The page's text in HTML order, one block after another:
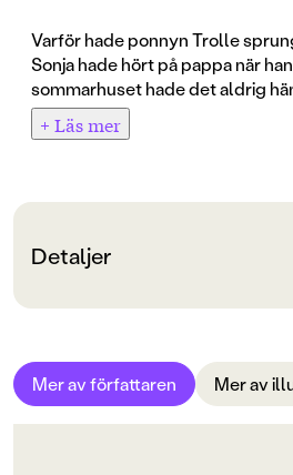
Varför hade ponnyn Trolle
Sonja hade hört på pappa när
sommarhuset hade det aldrig
+ Läs mer
Detaljer
ÅLDERSGRUPP
Mer av författaren Mer av